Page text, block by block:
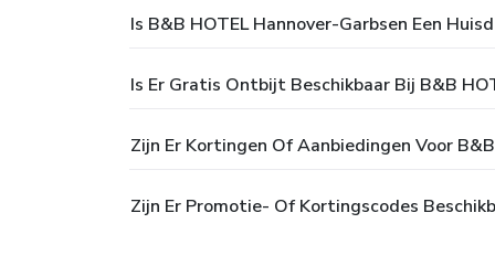
Is B&B HOTEL Hannover-Garbsen Een
Is Er Gratis Ontbijt Beschikbaar Bij B&B
Zijn Er Kortingen Of Aanbiedingen Voor
Zijn Er Promotie- Of Kortingscodes